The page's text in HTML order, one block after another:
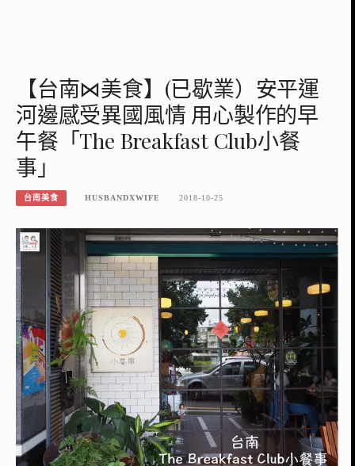
【台南⋈美食】(已歇業）安平運
河邊感受異國風情 用心製作的早
午餐「The Breakfast Club小餐
事」
台南美食 HUSBANDXWIFE 2018-10-25